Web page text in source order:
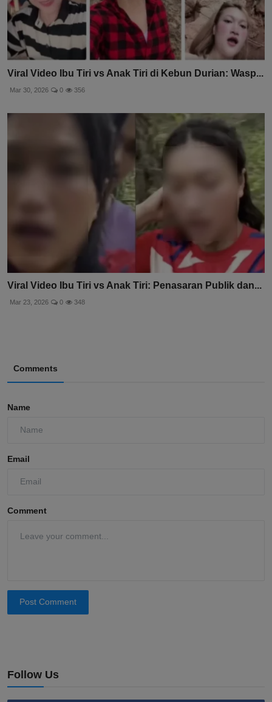
Viral Video Ibu Tiri vs Anak Tiri di Kebun Durian: Wasp...
Mar 30, 2026 0 356
Viral Video Ibu Tiri vs Anak Tiri: Penasaran Publik dan...
Mar 23, 2026 0 348
Comments
Name
Email
Comment
Post Comment
Follow Us